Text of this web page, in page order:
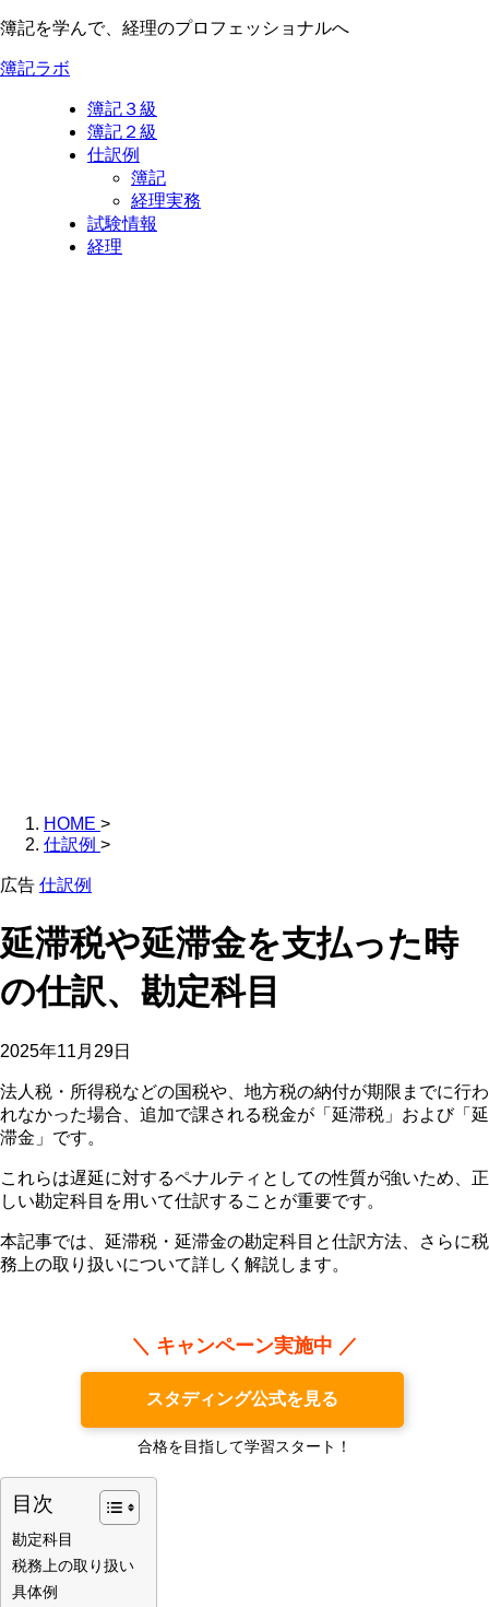
簿記を学んで、経理のプロフェッショナルへ
簿記ラボ
簿記３級
簿記２級
仕訳例
簿記
経理実務
試験情報
経理
HOME >
仕訳例 >
広告 仕訳例
延滞税や延滞金を支払った時
の仕訳、勘定科目
2025年11月29日
法人税・所得税などの国税や、地方税の納付が期限までに行わ
れなかった場合、追加で課される税金が「延滞税」および「延
滞金」です。
これらは遅延に対するペナルティとしての性質が強いため、正
しい勘定科目を用いて仕訳することが重要です。
本記事では、延滞税・延滞金の勘定科目と仕訳方法、さらに税
務上の取り扱いについて詳しく解説します。
＼ キャンペーン実施中 ／
スタディング公式を見る
合格を目指して学習スタート！
目次
勘定科目
税務上の取り扱い
具体例